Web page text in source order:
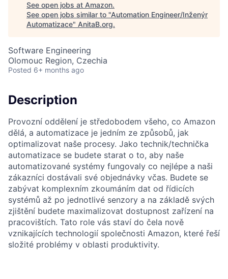
See open jobs at Amazon.
See open jobs similar to "Automation Engineer/Inženýr
Automatizace" AnitaB.org.
Software Engineering
Olomouc Region, Czechia
Posted 6+ months ago
Description
Provozní oddělení je středobodem všeho, co Amazon
dělá, a automatizace je jedním ze způsobů, jak
optimalizovat naše procesy. Jako technik/technička
automatizace se budete starat o to, aby naše
automatizované systémy fungovaly co nejlépe a naši
zákazníci dostávali své objednávky včas. Budete se
zabývat komplexním zkoumáním dat od řídicích
systémů až po jednotlivé senzory a na základě svých
zjištění budete maximalizovat dostupnost zařízení na
pracovištích. Tato role vás staví do čela nově
vznikajících technologií společnosti Amazon, které řeší
složité problémy v oblasti produktivity.